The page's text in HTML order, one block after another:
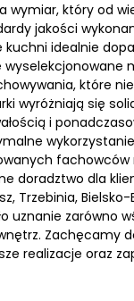
który od
jakości
idealnie
które
wyróżniają się
i
doradztwo dla
Bielsko-
uznanie
Zachęcamy
realizacje oraz